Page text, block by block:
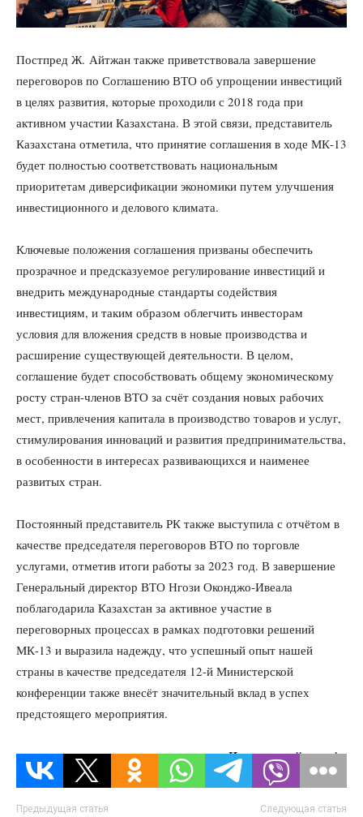
Постпред Ж. Айтжан также приветствовала завершение
переговоров по Соглашению ВТО об упрощении инвестиций
в целях развития, которые проходили с 2018 года при
активном участии Казахстана. В этой связи, представитель
Казахстана отметила, что принятие соглашения в ходе МК-13
будет полностью соответствовать национальным
приоритетам диверсификации экономики путем улучшения
инвестиционного и делового климата.
Ключевые положения соглашения призваны обеспечить
прозрачное и предсказуемое регулирование инвестиций и
внедрить международные стандарты содействия
инвестициям, и таким образом облегчить инвесторам
условия для вложения средств в новые производства и
расширение существующей деятельности. В целом,
соглашение будет способствовать общему экономическому
росту стран-членов ВТО за счёт создания новых рабочих
мест, привлечения капитала в производство товаров и услуг,
стимулирования инноваций и развития предпринимательства,
в особенности в интересах развивающихся и наименее
развитых стран.
Постоянный представитель РК также выступила с отчётом в
качестве председателя переговоров ВТО по торговле
услугами, отметив итоги работы за 2023 год. В завершение
Генеральный директор ВТО Нгози Оконджо-Ивеала
поблагодарила Казахстан за активное участие в
переговорных процессах в рамках подготовки решений
МК-13 и выразила надежду, что успешный опыт нашей
страны в качестве председателя 12-й Министерской
конференции также внесёт значительный вклад в успех
предстоящего мероприятия.
Источник: dknews.kz
Предыдущая статья Следующая статья